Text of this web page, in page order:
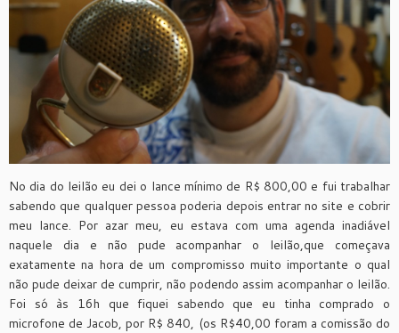
No dia do leilão eu dei o lance mínimo de R$ 800,00 e fui trabalhar
sabendo que qualquer pessoa poderia depois entrar no site e cobrir
meu lance. Por azar meu, eu estava com uma agenda inadiável
naquele dia e não pude acompanhar o leilão,que começava
exatamente na hora de um compromisso muito importante o qual
não pude deixar de cumprir, não podendo assim acompanhar o leilão.
Foi só às 16h que fiquei sabendo que eu tinha comprado o
microfone de Jacob, por R$ 840, (os R$40,00 foram a comissão do